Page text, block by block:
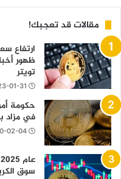
مقالات قد تعجبك!
ظهور
تويتر
01-31
في مزاد
02-04
سوق